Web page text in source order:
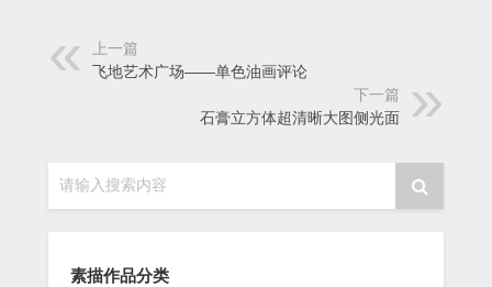
上一篇
飞地艺术广场——单色油画评论
下一篇
石膏立方体超清晰大图侧光面
请输入搜索内容
素描作品分类